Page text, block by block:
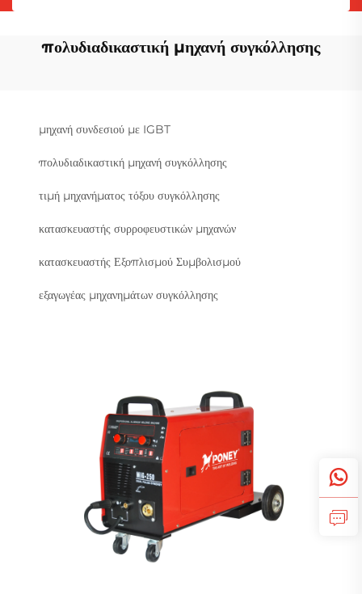
πολυδιαδικαστική μηχανή συγκόλλησης
μηχανή συνδεσιού με IGBT
πολυδιαδικαστική μηχανή συγκόλλησης
τιμή μηχανήματος τόξου συγκόλλησης
κατασκευαστής συρροφευστικών μηχανών
κατασκευαστής Εξοπλισμού Συμβολισμού
εξαγωγέας μηχανημάτων συγκόλλησης